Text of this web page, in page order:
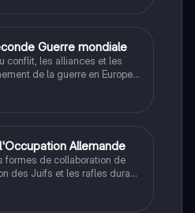
Guerre mondiale
conflit, les alliances et les
de la guerre en Europe
Allemande
formes de collaboration de
des Juifs et les rafles durant